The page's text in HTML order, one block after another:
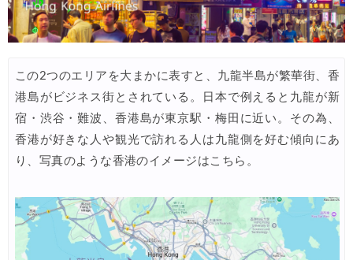
07/30 Trip.com) ホテル 1,500円OFFクーポン
07/30 Trip.com) 航空券 1,500円OFFクーポン
07/27 Trip.com) タイ航空券 10%OFFクーポン
07/25 楽天トラベル) 海外ツアー 最大30,000円OFFクーポン
07/25 Trip.com) 海外航空券(アジア) 6,900円~
07/24 HIS) 海外航空券 3,000円OFFクーポン
07/24 HIS) アイスランドツアー 最大30,000円OFFクーポン
この2つのエリアを大まかに表すと、九龍半島が繁華街、香
港島がビジネス街とされている。日本で例えると九龍が新
宿・渋谷・難波、香港島が東京駅・梅田に近い。その為、
香港が好きな人や観光で訪れる人は九龍側を好む傾向にあ
り、写真のような香港のイメージはこちら。